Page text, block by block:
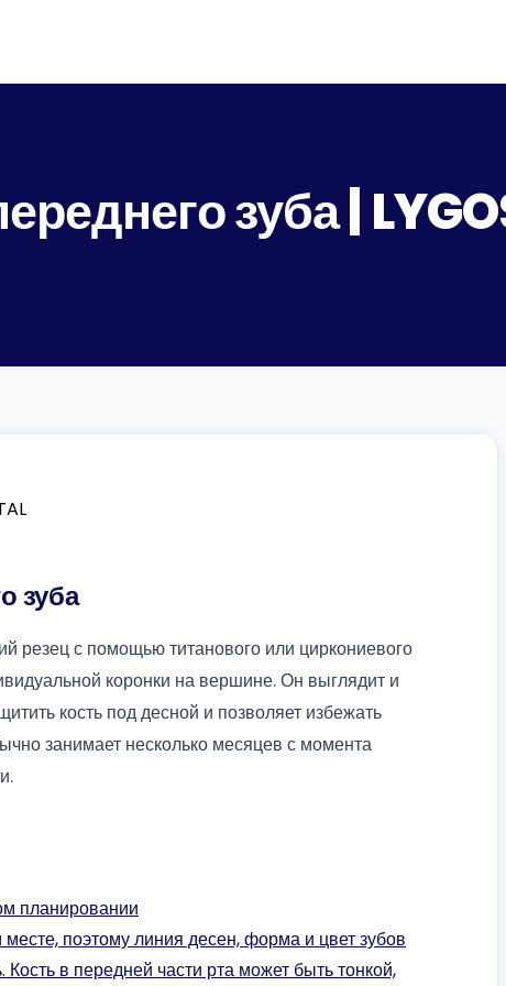
зуба |
зуба
резец с помощью титанового или циркониевого
коронки на вершине. Он выглядит и
кость под десной и позволяет избежать
занимает несколько месяцев с момента
планировании
поэтому линия десен, форма и цвет зубов
в передней части рта может быть тонкой,